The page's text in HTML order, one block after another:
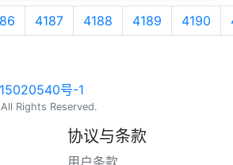
4187 4188 4189 4190
号-1
Rights Reserved.
协议与条款
用户条款